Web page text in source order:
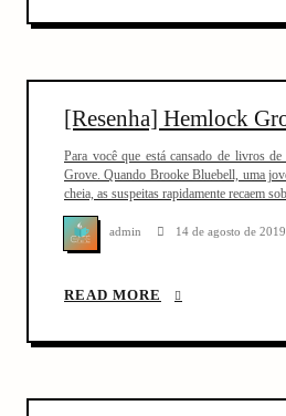
[Resenha] Hemlock
Para você que está cansado de livros
Grove. Quando Brooke Bluebell, uma
cheia, as suspeitas rapidamente recaem
admin 14 de agosto de 2019
READ MORE